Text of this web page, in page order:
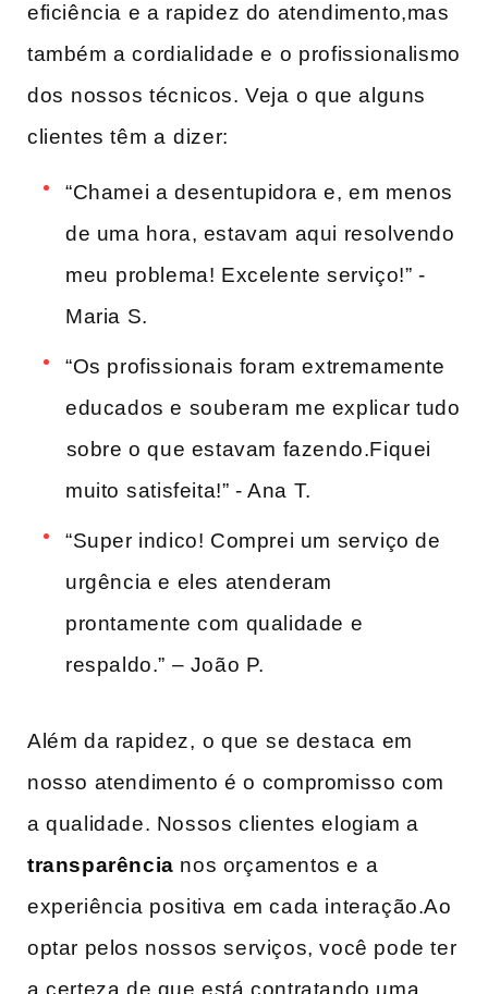
eficiência ‍e a rapidez do atendimento,mas
também a cordialidade e ⁣o profissionalismo
dos⁢ nossos técnicos. ​Veja⁤ o que alguns
clientes têm ⁢a⁤ dizer:
“Chamei a desentupidora e, em menos⁢
de uma hora, estavam aqui resolvendo
meu⁢ problema! Excelente serviço!” -​
Maria‌ S.
“Os ​profissionais foram extremamente
educados e souberam me explicar tudo
⁤sobre o que estavam fazendo.Fiquei
muito⁢ satisfeita!”‌ -‌ Ana‍ T.
“Super ‍indico! Comprei um serviço de
urgência e eles atenderam
prontamente com qualidade e
respaldo.” – João P.
Além da ‌rapidez,⁤ o que ⁣se destaca em
nosso atendimento é o ⁢compromisso com
a qualidade. Nossos clientes elogiam a
transparência nos orçamentos e ‌a
experiência positiva em ‍cada‌ interação.Ao
optar pelos​ nossos serviços, ‌você‌ pode ter
a‍ certeza de que está contratando uma